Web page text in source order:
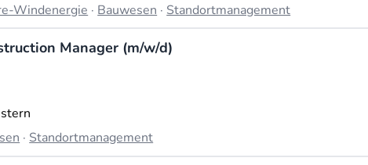
Windenergie · Bauwesen · Standortmanagement
Manager (m/w/d)
· Standortmanagement